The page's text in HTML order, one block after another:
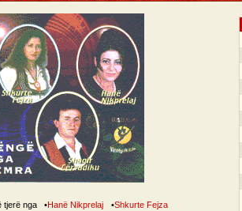
tjerë nga •Hanë Nikprelaj •Shkurte Fejza